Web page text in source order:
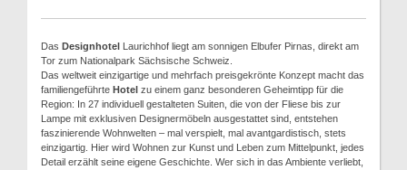
Das Designhotel Laurichhof liegt am sonnigen Elbufer Pirnas, direkt am
Tor zum Nationalpark Sächsische Schweiz.
Das weltweit einzigartige und mehrfach preisgekrönte Konzept macht das
familiengeführte Hotel zu einem ganz besonderen Geheimtipp für die
Region: In 27 individuell gestalteten Suiten, die von der Fliese bis zur
Lampe mit exklusiven Designermöbeln ausgestattet sind, entstehen
faszinierende Wohnwelten – mal verspielt, mal avantgardistisch, stets
einzigartig. Hier wird Wohnen zur Kunst und Leben zum Mittelpunkt, jedes
Detail erzählt seine eigene Geschichte. Wer sich in das Ambiente verliebt,